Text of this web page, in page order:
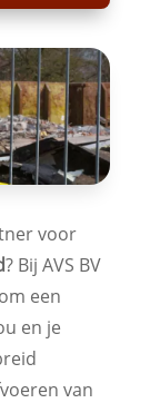
voor
? Bij AVS BV
een
en je
van